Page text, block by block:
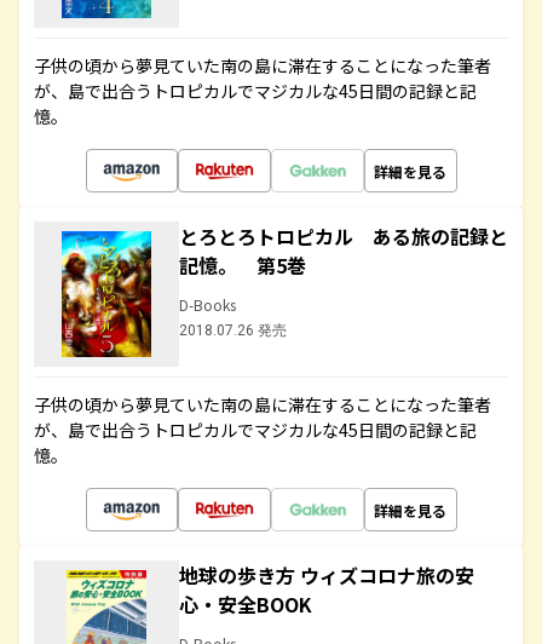
子供の頃から夢見ていた南の島に滞在することになった筆者
が、島で出合うトロピカルでマジカルな45日間の記録と記
憶。
詳細を見る
とろとろトロピカル ある旅の記録と
記憶。 第5巻
D-Books
2018.07.26 発売
子供の頃から夢見ていた南の島に滞在することになった筆者
が、島で出合うトロピカルでマジカルな45日間の記録と記
憶。
詳細を見る
地球の歩き方 ウィズコロナ旅の安
心・安全BOOK